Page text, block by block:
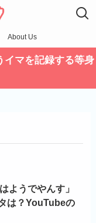
About Us
イマを記録する等身
ようでやんす」
は？YouTubeの